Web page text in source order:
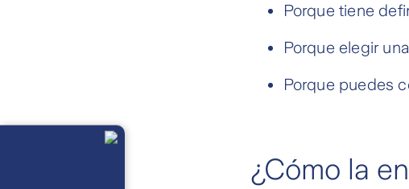
Porque tiene
Porque elegir
Porque puedes
¿Cómo la
Llámanos